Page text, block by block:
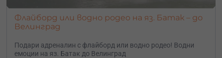
Флайборд или водно родео на яз. Батак – до
Велинград
Подари адреналин с флайборд или водно родео! Водни
емоции на яз. Батак до Велинград